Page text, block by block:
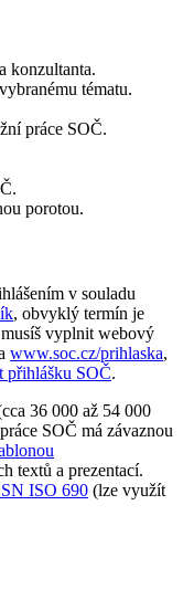
konzultanta.
tématu.
práce SOČ.
porotou.
v souladu
, obvyklý termín je
vyplnit webový
www.soc.cz/prihlaska,
přihlášku SOČ.
36 000 až 54 000
SOČ má závaznou
textů a prezentací.
ISO 690 (lze využít